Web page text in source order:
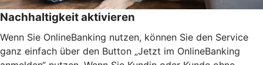
Nachhaltigkeit aktivieren
Wenn Sie OnlineBanking nutzen, können Sie den Service
ganz einfach über den Button „Jetzt im OnlineBanking